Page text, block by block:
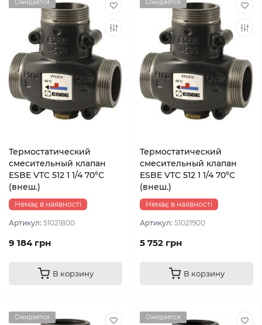
Ожидается
Термостатический
смесительный клапан
ESBE VTC 512 1 1/4 70°С
(внеш.)
Немає в наявності
Артикул: 51021800
9 184 грн
В корзину
Ожидается
Термостатический
смесительный клапан
ESBE VTC 512 1 1/4 70°С
(внеш.)
Немає в наявності
Артикул: 51021900
5 752 грн
В корзину
Ожидается Ожидается